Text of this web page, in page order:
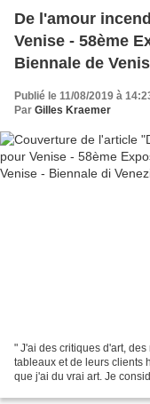
De l'amour
Venise - 58ème
Biennale de
Publié le 11/08/2019 à
Par Gilles Kraemer
" J'ai des critiques d'art,
tableaux et de leurs clients
que j'ai du vrai art. Je